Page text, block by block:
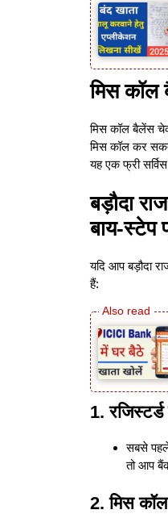
मिस कॉल
मिस कॉल बैलेंस
मिस कॉल कर
यह एक फ्री
बड़ौदा
बाय-स्टेप
यदि आप बड़ौदा
हैं:
1.
सबसे
तो आप
2.मिस